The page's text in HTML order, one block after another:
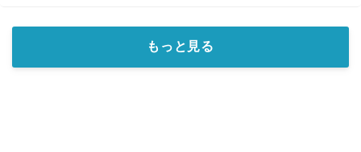
もっと見る